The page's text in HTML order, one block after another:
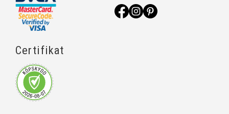
Certifikat